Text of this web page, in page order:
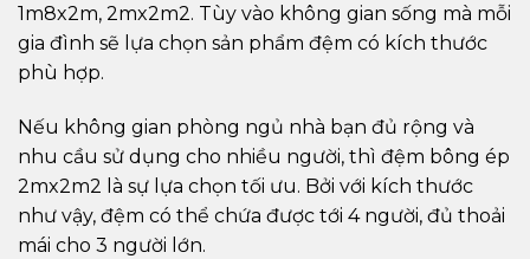
1m8x2m, 2mx2m2. Tùy vào không gian sống mà mỗi
gia đình sẽ lựa chọn sản phẩm đệm có kích thước
phù hợp.
Nếu không gian phòng ngủ nhà bạn đủ rộng và
nhu cầu sử dụng cho nhiều người, thì đệm bông ép
2mx2m2 là sự lựa chọn tối ưu. Bởi với kích thước
như vậy, đệm có thể chứa được tới 4 người, đủ thoải
mái cho 3 người lớn.